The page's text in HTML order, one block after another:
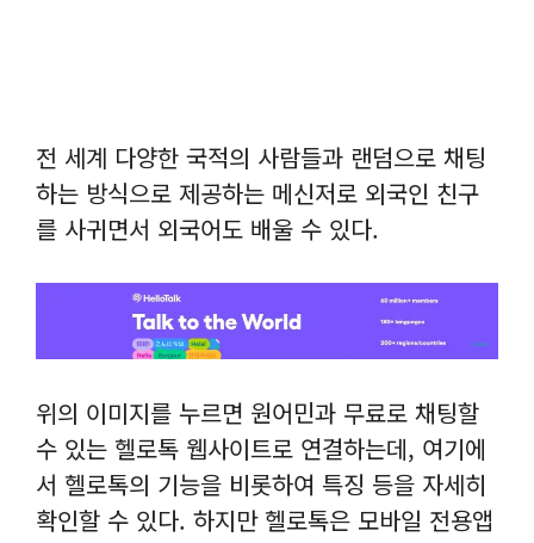
전 세계 다양한 국적의 사람들과 랜덤으로 채팅
하는 방식으로 제공하는 메신저로 외국인 친구
를 사귀면서 외국어도 배울 수 있다.
위의 이미지를 누르면 원어민과 무료로 채팅할
수 있는 헬로톡 웹사이트로 연결하는데, 여기에
서 헬로톡의 기능을 비롯하여 특징 등을 자세히
확인할 수 있다. 하지만 헬로톡은 모바일 전용앱